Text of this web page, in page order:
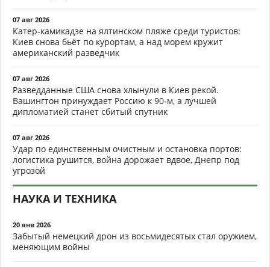
07 авг 2026
Катер-камикадзе на ялтинском пляже среди туристов:
Киев снова бьёт по курортам, а над морем кружит
американский разведчик
07 авг 2026
Разведданные США снова хлынули в Киев рекой.
Вашингтон принуждает Россию к 90-м, а лучшей
дипломатией станет сбитый спутник
07 авг 2026
Удар по единственным очистным и остановка портов:
логистика рушится, война дорожает вдвое, Днепр под
угрозой
НАУКА И ТЕХНИКА
20 янв 2026
Забытый немецкий дрон из восьмидесятых стал оружием,
меняющим войны